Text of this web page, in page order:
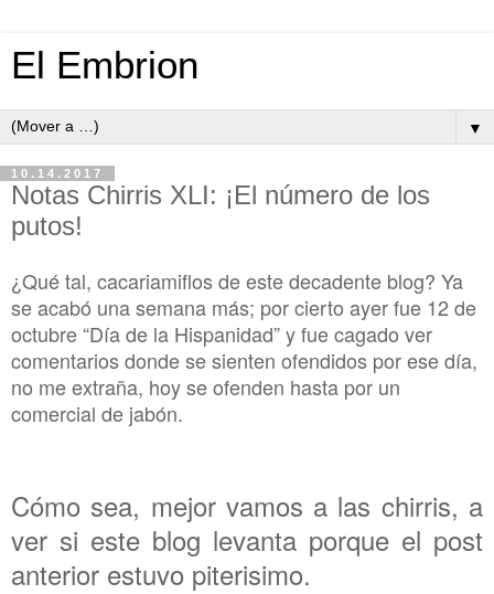
El Embrion
▼
10.14.2017
Notas Chirris XLI: ¡El número de los
putos!
¿Qué tal, cacariamiflos de este decadente blog? Ya
se acabó una semana más; por cierto ayer fue 12 de
octubre “Día de la Hispanidad” y fue cagado ver
comentarios donde se sienten ofendidos por ese día,
no me extraña, hoy se ofenden hasta por un
comercial de jabón.
Cómo sea, mejor vamos a las chirris, a
ver si este blog levanta porque el post
anterior estuvo piterisimo.